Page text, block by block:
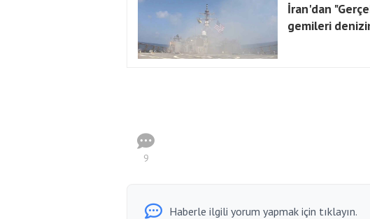
İran'dan
gemileri
9
Haberle ilgili yorum yapmak için tıklayın.